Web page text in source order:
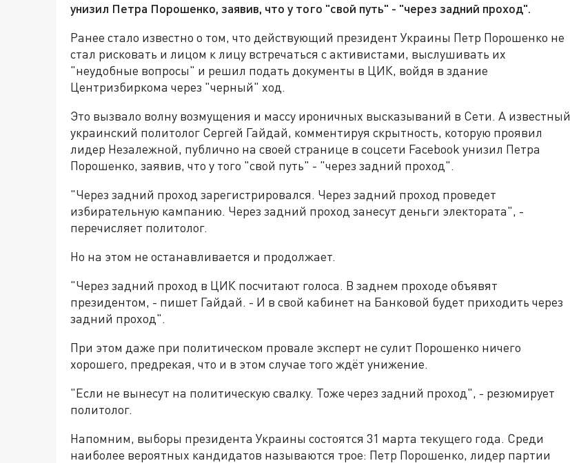
унизил Петра Порошенко, заявив, что у того "свой путь" - "через задний проход".
Ранее стало известно о том, что действующий президент Украины Петр Порошенко не
стал рисковать и лицом к лицу встречаться с активистами, выслушивать их
"неудобные вопросы" и решил подать документы в ЦИК, войдя в здание
Центризбиркома через "черный" ход.
Это вызвало волну возмущения и массу ироничных высказываний в Сети. А известный
украинский политолог Сергей Гайдай, комментируя скрытность, которую проявил
лидер Незалежной, публично на своей странице в соцсети Facebook унизил Петра
Порошенко, заявив, что у того "свой путь" - "через задний проход".
"Через задний проход зарегистрировался. Через задний проход проведет
избирательную кампанию. Через задний проход занесут деньги электората", -
перечисляет политолог.
Но на этом не останавливается и продолжает.
"Через задний проход в ЦИК посчитают голоса. В заднем проходе объявят
президентом, - пишет Гайдай. - И в свой кабинет на Банковой будет приходить через
задний проход".
При этом даже при политическом провале эксперт не сулит Порошенко ничего
хорошего, предрекая, что и в этом случае того ждёт унижение.
"Если не вынесут на политическую свалку. Тоже через задний проход", - резюмирует
политолог.
Напомним, выборы президента Украины состоятся 31 марта текущего года. Среди
наиболее вероятных кандидатов называются трое: Петр Порошенко, лидер партии